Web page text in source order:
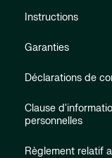
Instructions
Garanties
Déclarations de
Clause
personnelles
Règlement relatif